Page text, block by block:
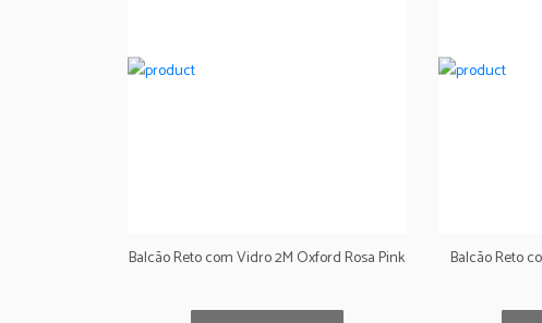
Balcão Reto com Vidro 2M Oxford Rosa Pink Balcão Reto